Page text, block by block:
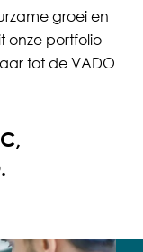
groei en
onze portfolio
tot de VADO